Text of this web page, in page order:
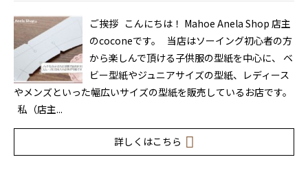
ご挨拶 こんにちは！ Mahoe Anela Shop 店主
のcoconeです。 当店はソーイング初心者の方
から楽しんで頂ける子供服の型紙を中心に、 ベ
ビー型紙やジュニアサイズの型紙、レディース
やメンズといった幅広いサイズの型紙を販売しているお店です。
私（店主...
詳しくはこちら